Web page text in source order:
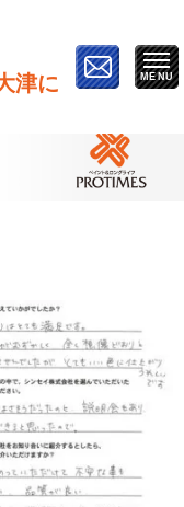
津に
より